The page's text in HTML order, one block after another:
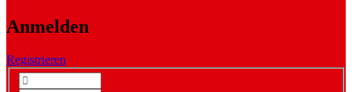
Anmelden
Registrieren